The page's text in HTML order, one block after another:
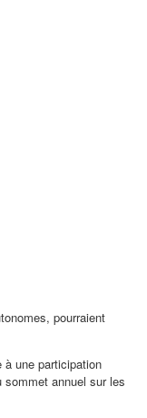
pourraient
une participation
sommet annuel sur les